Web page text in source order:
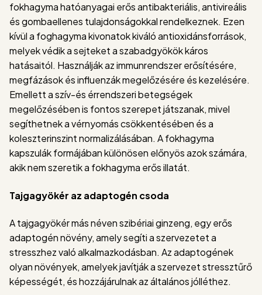
fokhagyma hatóanyagai erős antibakteriális, antivireális
és gombaellenes tulajdonságokkal rendelkeznek. Ezen
kívül a foghagyma kivonatok kiváló antioxidánsforrások,
melyek védik a sejteket a szabadgyökök káros
hatásaitól. Használják az immunrendszer erősítésére,
megfázások és influenzák megelőzésére és kezelésére.
Emellett a szív-és érrendszeri betegségek
megelőzésében is fontos szerepet játszanak, mivel
segíthetnek a vérnyomás csökkentésében és a
koleszterinszint normalizálásában. A fokhagyma
kapszulák formájában különösen előnyös azok számára,
akik nem szeretik a fokhagyma erős illatát.
Tajgagyökér az adaptogén csoda
A tajgagyökér más néven szibériai ginzeng, egy erős
adaptogén növény, amely segíti a szervezetet a
stresszhez való alkalmazkodásban. Az adaptogének
olyan növények, amelyek javítják a szervezet stressztűrő
képességét, és hozzájárulnak az általános jólléthez.